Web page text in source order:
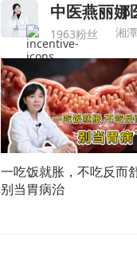
中医燕丽娜
1963粉丝 湘
一吃饭就胀，不吃反而
别当胃病治